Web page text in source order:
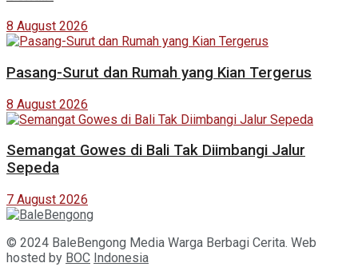
8 August 2026
Pasang-Surut dan Rumah yang Kian Tergerus
8 August 2026
Semangat Gowes di Bali Tak Diimbangi Jalur
Sepeda
7 August 2026
© 2024 BaleBengong Media Warga Berbagi Cerita. Web
hosted by BOC Indonesia